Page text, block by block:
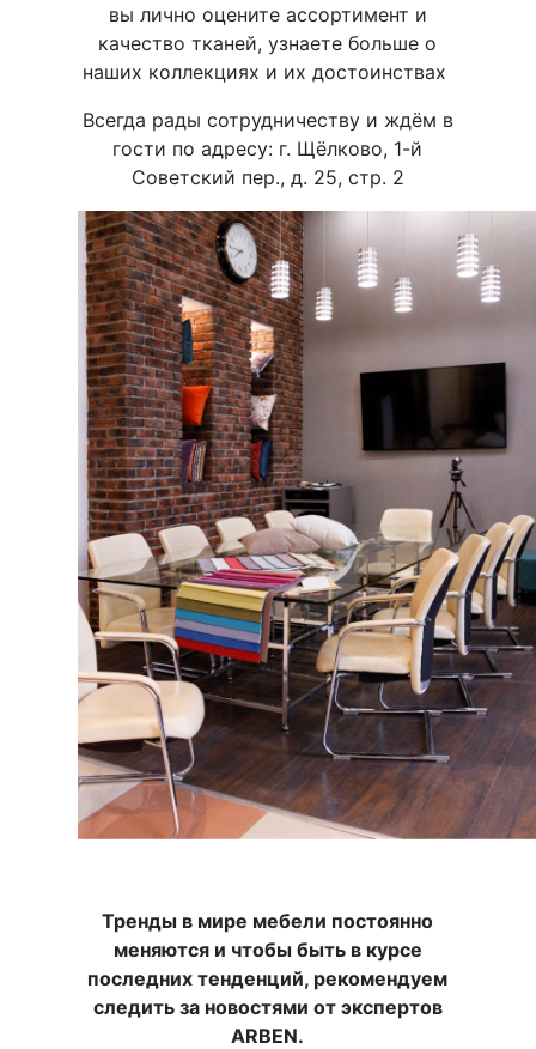
вы лично оцените ассортимент и
качество тканей, узнаете больше о
наших коллекциях и их достоинствах
Всегда рады сотрудничеству и ждём в
гости по адресу: г. Щёлково, 1-й
Советский пер., д. 25, стр. 2
Тренды в мире мебели постоянно
меняются и чтобы быть в курсе
последних тенденций, рекомендуем
следить за новостями от экспертов
ARBEN.